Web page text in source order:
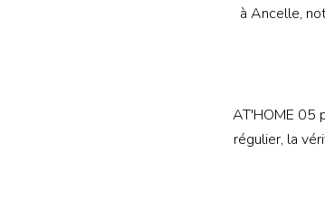
à Ancelle,
AT'HOME 05
régulier, la